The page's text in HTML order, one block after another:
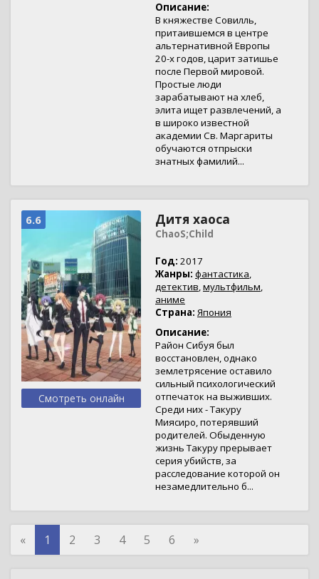
Описание:
В княжестве Совилль,
притаившемся в центре
альтернативной Европы
20-х годов, царит затишье
после Первой мировой.
Простые люди
зарабатывают на хлеб,
элита ищет развлечений, а
в широко известной
академии Св. Маргариты
обучаются отпрыски
знатных фамилий...
6.6
Смотреть онлайн
Дитя хаоса
ChaoS;Child
Год: 2017
Жанры: фантастика,
детектив,мультфильм,
аниме
Страна: Япония
Описание:
Район Сибуя был
восстановлен, однако
землетрясение оставило
сильный психологический
отпечаток на выживших.
Среди них - Такуру
Миясиро, потерявший
родителей. Обыденную
жизнь Такуру прерывает
серия убийств, за
расследование которой он
незамедлительно б...
« 1 2 3 4 5 6 »